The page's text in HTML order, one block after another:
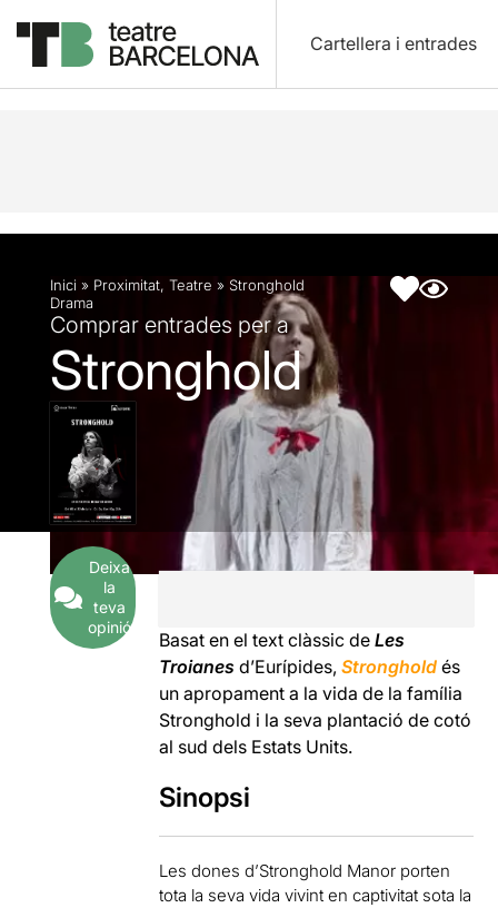
Cartellera i entrades
Descripció Fitxa artística
Inici » Proximitat, Teatre » Stronghold
Drama
Comprar entrades per a
Stronghold
Deixa
la
teva
opinió
Basat en el text clàssic deLes
Troianes d’Eurípides,Stronghold és
un apropament a la vida de la família
Stronghold i la seva plantació de cotó
al sud dels Estats Units.
Sinopsi
Les dones d’Stronghold Manor porten
tota la seva vida vivint en captivitat sota la